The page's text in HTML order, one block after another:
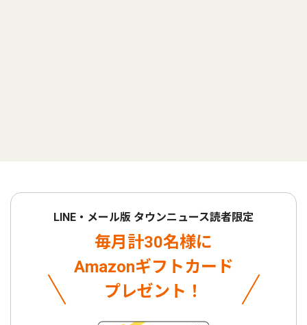
LINE・メール版 タウンニュース読者限定
毎月計30名様に
Amazonギフトカード
プレゼント！